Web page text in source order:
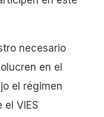
necesario
en el
el régimen
el VIES